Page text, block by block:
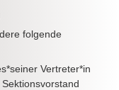
folgende
Vertreter*in